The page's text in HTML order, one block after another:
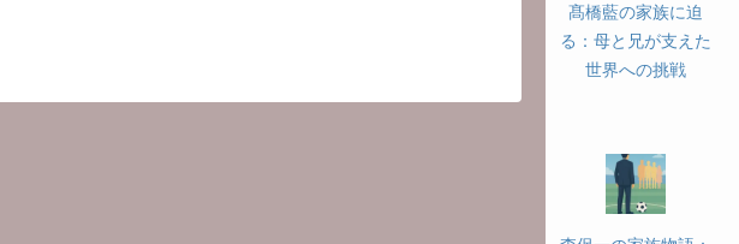
髙橋藍の家族に迫
る：母と兄が支えた
世界への挑戦